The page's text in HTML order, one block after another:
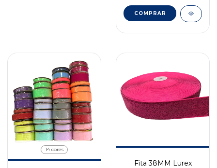
COMPRAR
14 cores
Fita 38MM Lurex